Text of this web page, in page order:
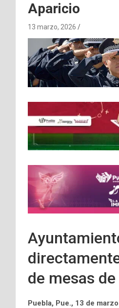
Aparicio
13 marzo, 2026
de mesas
Puebla, Pue., 13 de